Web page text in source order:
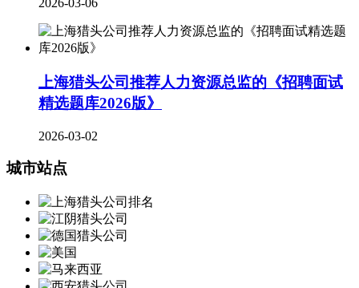
2026-03-06
上海猎头公司推荐人力资源总监的《招聘面试
精选题库2026版》
2026-03-02
城市站点